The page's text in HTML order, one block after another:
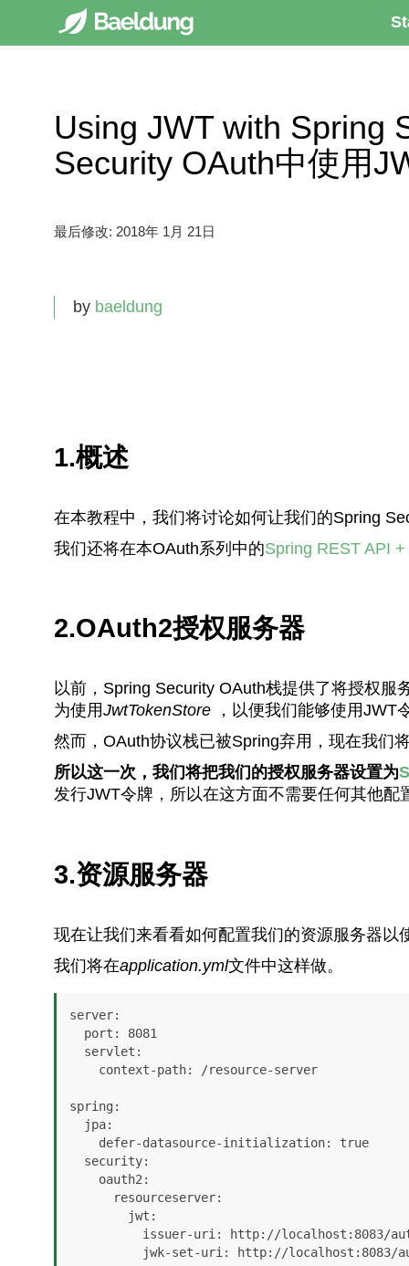
Using JWT with Spring
Security OAuth中使用
最后修改: 2018年 1月 21日
by baeldung
1.概述
在本教程中，我们将讨论如何让我们的Spring
我们还将在本OAuth系列中的Spring REST API
2.OAuth2授权服务器
以前，Spring Security OAuth栈提供了将授权服
为使用JwtTokenStore
，以便我们能够使用JWT
然而，OAuth协议栈已被Spring弃用，现在我们
所以这一次，我们将把我们的授权服务器设置为
发行JWT令牌，所以在这方面不需要任何其他配
3.资源服务器
现在让我们来看看如何配置我们的资源服务器以
我们将在application.yml文件中这样做。
server:
spring:
jwk-set-uri: http://